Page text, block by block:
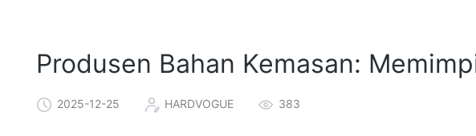
Produsen Bahan Kemasan:
2025-12-25 HARDVOGUE 383